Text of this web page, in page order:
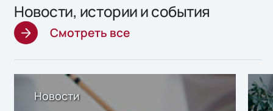
Новости, истории и события
Смотреть все
Новости